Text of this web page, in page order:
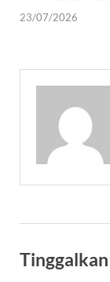
23/07/2026